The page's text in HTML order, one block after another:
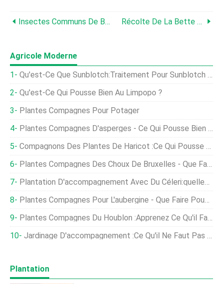
Insectes Communs De Bette À Carde - Contrôle Des Parasites Sur Les Plantes De Bette À Carde Récolte De La Bette À Carde :comment Et Quand Récolter Les Plants De Bette À Carde
Agricole Moderne
Qu'est-Ce Que Sunblotch:Traitement Pour Sunblotch Dans Les Plants D'avocat
Qu'est-Ce Qui Pousse Bien Au Limpopo ?
Plantes Compagnes Pour Potager
Plantes Compagnes D'asperges - Ce Qui Pousse Bien Avec Les Asperges
Compagnons Des Plantes De Haricot :ce Qui Pousse Bien Avec Des Haricots Dans Le Jardin
Plantes Compagnes Des Choux De Bruxelles - Que Faire Pousser Avec Les Choux De Bruxelles
Plantation D'accompagnement Avec Du Céleri:quelles Sont Les Bonnes Plantes D'accompagnement Du Céleri
Plantes Compagnes Pour L'aubergine - Que Faire Pousser Avec Des Aubergines
Plantes Compagnes Du Houblon :apprenez Ce Qu'il Faut Planter Avec Du Houblon Dans Les Jardins
Jardinage D'accompagnement :ce Qu'il Ne Faut Pas Planter Ensemble
Plantation